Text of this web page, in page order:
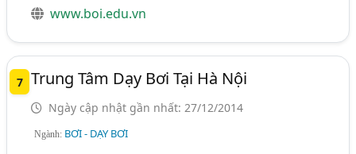
www.boi.edu.vn
7 Trung Tâm Dạy Bơi Tại Hà Nội
Ngày cập nhật gần nhất: 27/12/2014
Ngành: BƠI - DẠY BƠI